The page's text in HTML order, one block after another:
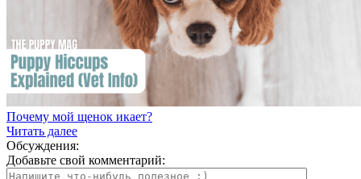
Почему мой щенок икает?
Читать далее
Обсуждения:
Добавьте свой комментарий: